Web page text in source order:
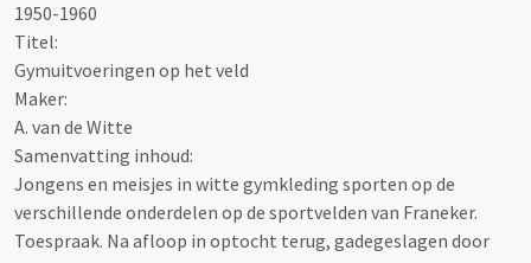
1950-1960
Titel:
Gymuitvoeringen op het veld
Maker:
A. van de Witte
Samenvatting inhoud:
Jongens en meisjes in witte gymkleding sporten op de
verschillende onderdelen op de sportvelden van Franeker.
Toespraak. Na afloop in optocht terug, gadegeslagen door